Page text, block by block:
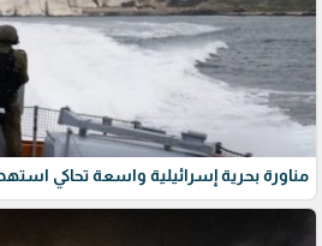
مناورة بحرية إسرائيلية واسعة تحاكي